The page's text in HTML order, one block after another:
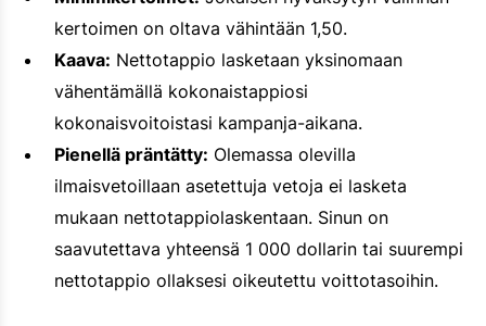
kertoimen on oltava vähintään 1,50.
Kaava: Nettotappio lasketaan yksinomaan
vähentämällä kokonaistappiosi
kokonaisvoitoistasi kampanja-aikana.
Pienellä präntätty: Olemassa olevilla
ilmaisvetoillaan asetettuja vetoja ei lasketa
mukaan nettotappiolaskentaan. Sinun on
saavutettava yhteensä 1 000 dollarin tai suurempi
nettotappio ollaksesi oikeutettu voittotasoihin.